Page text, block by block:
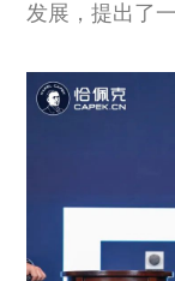
发展，提出了